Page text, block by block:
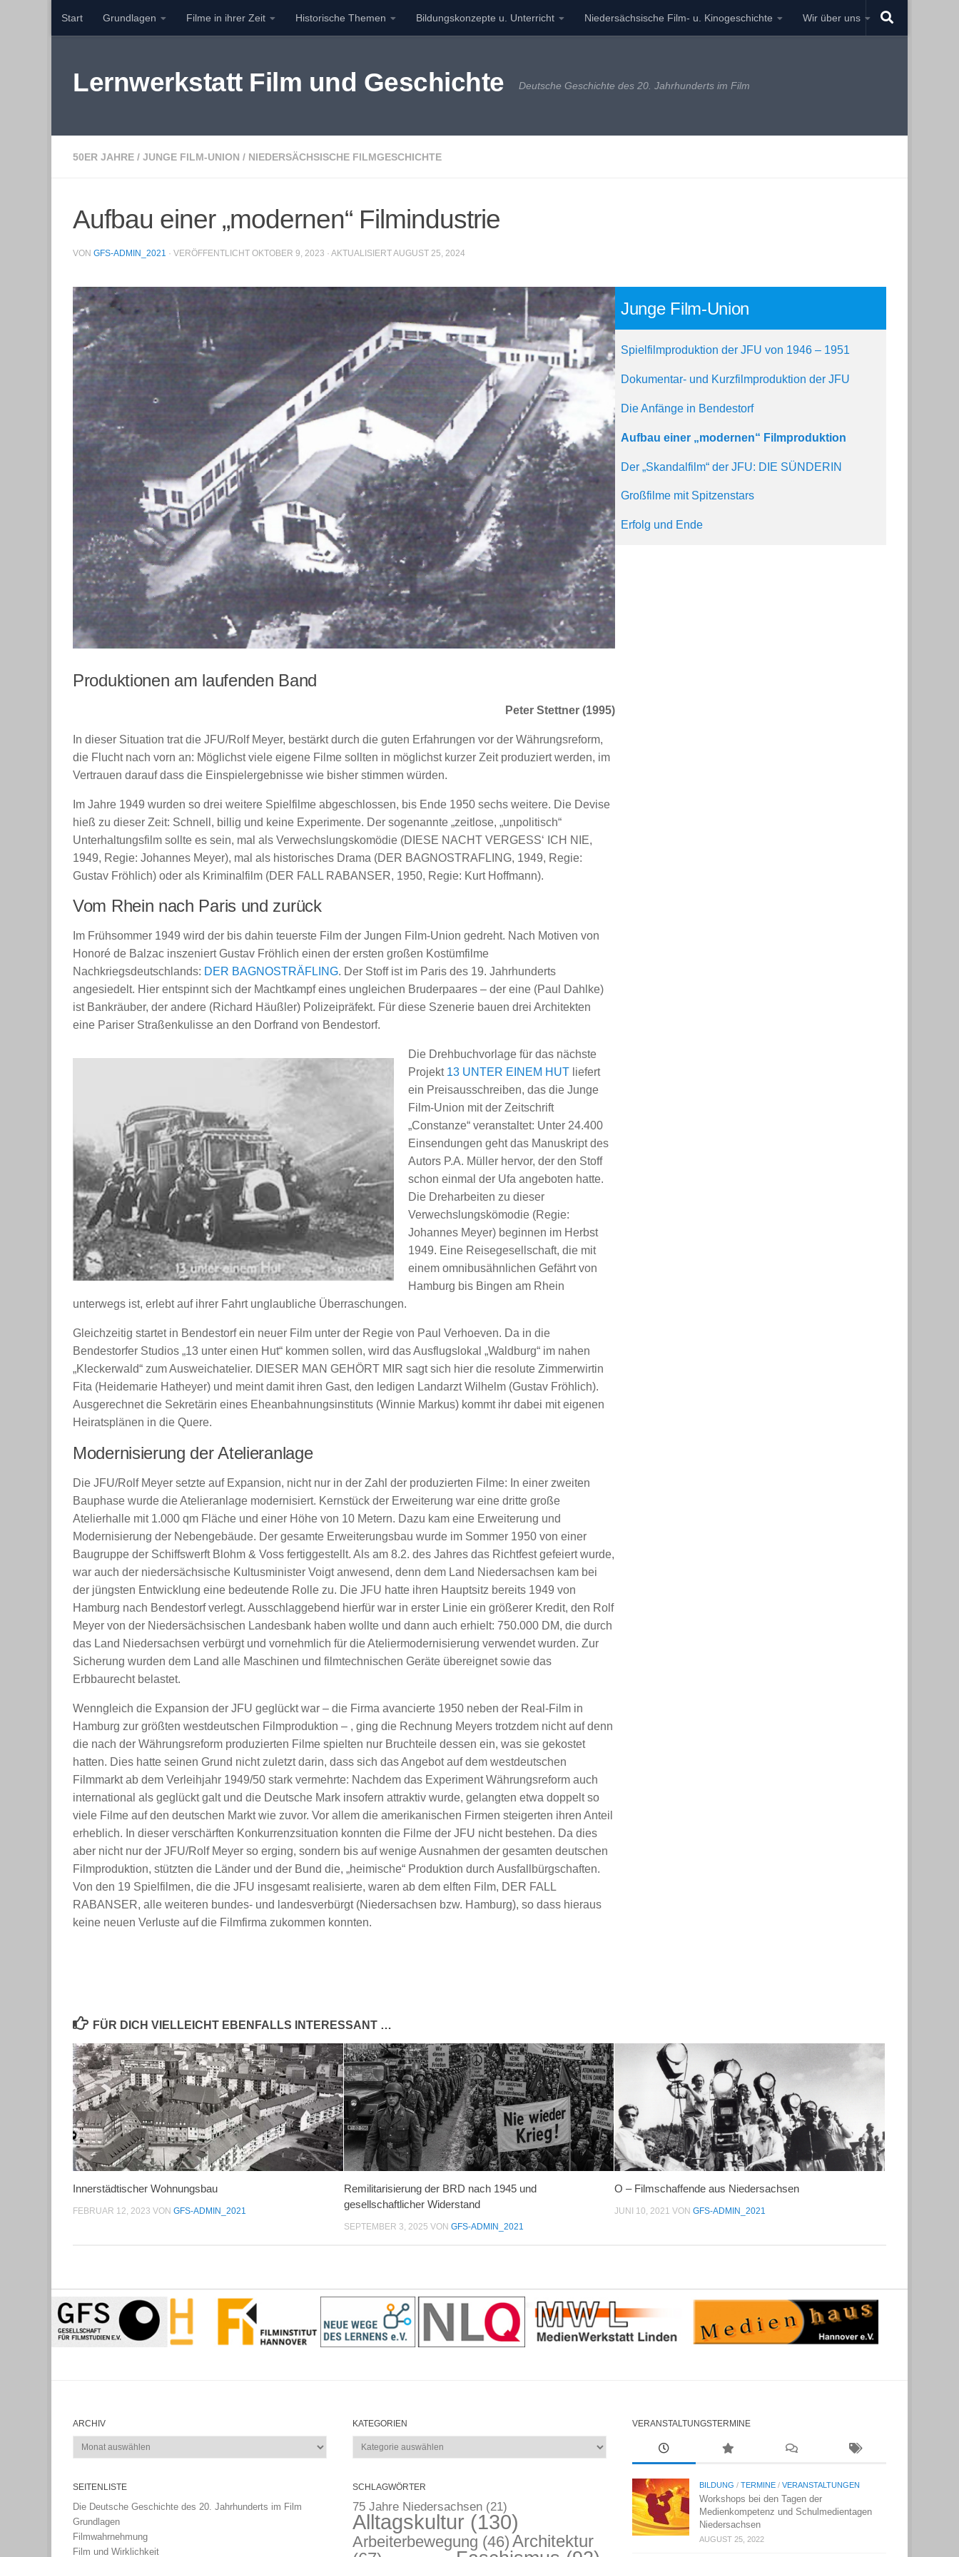
Zum Inhalt springen
Start Grundlagen Filme in ihrer Zeit Historische Themen Bildungskonzepte u. Unterricht Niedersächsische Film- u. Kinogeschichte Wir über uns
Lernwerkstatt Film und Geschichte Deutsche Geschichte des 20. Jahrhunderts im Film
50ER JAHRE / JUNGE FILM-UNION / NIEDERSÄCHSISCHE FILMGESCHICHTE
Aufbau einer „modernen“ Filmindustrie
VON GFS-ADMIN_2021 · VERÖFFENTLICHT OKTOBER 9, 2023 · AKTUALISIERTAUGUST 25, 2024
Produktionen am laufenden Band
Peter Stettner (1995)
In dieser Situation trat die JFU/Rolf Meyer, bestärkt durch die guten Erfahrungen vor der Währungsreform,
die Flucht nach vorn an: Möglichst viele eigene Filme sollten in möglichst kurzer Zeit produziert werden, im
Vertrauen darauf dass die Einspielergebnisse wie bisher stimmen würden.
Im Jahre 1949 wurden so drei weitere Spielfilme abgeschlossen, bis Ende 1950 sechs weitere. Die Devise
hieß zu dieser Zeit: Schnell, billig und keine Experimente. Der sogenannte „zeitlose, „unpolitisch“
Unterhaltungsfilm sollte es sein, mal als Verwechslungskomödie (DIESE NACHT VERGESS‘ ICH NIE,
1949, Regie: Johannes Meyer), mal als historisches Drama (DER BAGNOSTRAFLING, 1949, Regie:
Gustav Fröhlich) oder als Kriminalfilm (DER FALL RABANSER, 1950, Regie: Kurt Hoffmann).
Vom Rhein nach Paris und zurück
Im Frühsommer 1949 wird der bis dahin teuerste Film der Jungen Film-Union gedreht. Nach Motiven von
Honoré de Balzac inszeniert Gustav Fröhlich einen der ersten großen Kostümfilme
Nachkriegsdeutschlands: DER BAGNOSTRÄFLING. Der Stoff ist im Paris des 19. Jahrhunderts
angesiedelt. Hier entspinnt sich der Machtkampf eines ungleichen Bruderpaares – der eine (Paul Dahlke)
ist Bankräuber, der andere (Richard Häußler) Polizeipräfekt. Für diese Szenerie bauen drei Architekten
eine Pariser Straßenkulisse an den Dorfrand von Bendestorf.
Die Drehbuchvorlage für das nächste
Projekt 13 UNTER EINEM HUT liefert
ein Preisausschreiben, das die Junge
Film-Union mit der Zeitschrift
„Constanze“ veranstaltet: Unter 24.400
Einsendungen geht das Manuskript des
Autors P.A. Müller hervor, der den Stoff
schon einmal der Ufa angeboten hatte.
Die Dreharbeiten zu dieser
Verwechslungskömodie (Regie:
Johannes Meyer) beginnen im Herbst
1949. Eine Reisegesellschaft, die mit
einem omnibusähnlichen Gefährt von
Hamburg bis Bingen am Rhein
unterwegs ist, erlebt auf ihrer Fahrt unglaubliche Überraschungen.
Gleichzeitig startet in Bendestorf ein neuer Film unter der Regie von Paul Verhoeven. Da in die
Bendestorfer Studios „13 unter einen Hut“ kommen sollen, wird das Ausflugslokal „Waldburg“ im nahen
„Kleckerwald“ zum Ausweichatelier. DIESER MAN GEHÖRT MIR sagt sich hier die resolute Zimmerwirtin
Fita (Heidemarie Hatheyer) und meint damit ihren Gast, den ledigen Landarzt Wilhelm (Gustav Fröhlich).
Ausgerechnet die Sekretärin eines Eheanbahnungsinstituts (Winnie Markus) kommt ihr dabei mit eigenen
Heiratsplänen in die Quere.
Modernisierung der Atelieranlage
Die JFU/Rolf Meyer setzte auf Expansion, nicht nur in der Zahl der produzierten Filme: In einer zweiten
Bauphase wurde die Atelieranlage modernisiert. Kernstück der Erweiterung war eine dritte große
Atelierhalle mit 1.000 qm Fläche und einer Höhe von 10 Metern. Dazu kam eine Erweiterung und
Modernisierung der Nebengebäude. Der gesamte Erweiterungsbau wurde im Sommer 1950 von einer
Baugruppe der Schiffswerft Blohm & Voss fertiggestellt. Als am 8.2. des Jahres das Richtfest gefeiert wurde,
war auch der niedersächsische Kultusminister Voigt anwesend, denn dem Land Niedersachsen kam bei
der jüngsten Entwicklung eine bedeutende Rolle zu. Die JFU hatte ihren Hauptsitz bereits 1949 von
Hamburg nach Bendestorf verlegt. Ausschlaggebend hierfür war in erster Linie ein größerer Kredit, den Rolf
Meyer von der Niedersächsischen Landesbank haben wollte und dann auch erhielt: 750.000 DM, die durch
das Land Niedersachsen verbürgt und vornehmlich für die Ateliermodernisierung verwendet wurden. Zur
Sicherung wurden dem Land alle Maschinen und filmtechnischen Geräte übereignet sowie das
Erbbaurecht belastet.
Wenngleich die Expansion der JFU geglückt war – die Firma avancierte 1950 neben der Real-Film in
Hamburg zur größten westdeutschen Filmproduktion – , ging die Rechnung Meyers trotzdem nicht auf denn
die nach der Währungsreform produzierten Filme spielten nur Bruchteile dessen ein, was sie gekostet
hatten. Dies hatte seinen Grund nicht zuletzt darin, dass sich das Angebot auf dem westdeutschen
Filmmarkt ab dem Verleihjahr 1949/50 stark vermehrte: Nachdem das Experiment Währungsreform auch
international als geglückt galt und die Deutsche Mark insofern attraktiv wurde, gelangten etwa doppelt so
viele Filme auf den deutschen Markt wie zuvor. Vor allem die amerikanischen Firmen steigerten ihren Anteil
erheblich. In dieser verschärften Konkurrenzsituation konnten die Filme der JFU nicht bestehen. Da dies
aber nicht nur der JFU/Rolf Meyer so erging, sondern bis auf wenige Ausnahmen der gesamten deutschen
Filmproduktion, stützten die Länder und der Bund die, „heimische“ Produktion durch Ausfallbürgschaften.
Von den 19 Spielfilmen, die die JFU insgesamt realisierte, waren ab dem elften Film, DER FALL
RABANSER, alle weiteren bundes- und landesverbürgt (Niedersachsen bzw. Hamburg), so dass hieraus
keine neuen Verluste auf die Filmfirma zukommen konnten.
Junge Film-Union
Spielfilmproduktion der JFU von 1946 – 1951
Dokumentar- und Kurzfilmproduktion der JFU
Die Anfänge in Bendestorf
Aufbau einer „modernen“ Filmproduktion
Der „Skandalfilm“ der JFU: DIE SÜNDERIN
Großfilme mit Spitzenstars
Erfolg und Ende
FÜR DICH VIELLEICHT EBENFALLS INTERESSANT …
Innerstädtischer Wohnungsbau
FEBRUAR 12, 2023 VON GFS-ADMIN_2021
Remilitarisierung der BRD nach 1945 und
gesellschaftlicher Widerstand
SEPTEMBER 3, 2025 VON GFS-ADMIN_2021
O – Filmschaffende aus Niedersachsen
JUNI 10, 2021 VONGFS-ADMIN_2021
ARCHIV
Archiv
SEITENLISTE
Die Deutsche Geschichte des 20. Jahrhunderts im Film
Grundlagen
Filmwahrnehmung
Film und Wirklichkeit
KATEGORIEN
Kategorien
SCHLAGWÖRTER
75 Jahre Niedersachsen (21)
Alltagskultur (130)
Arbeiterbewegung (46) Architektur
VERANSTALTUNGSTERMINE
BILDUNG /TERMINE /VERANSTALTUNGEN
Workshops bei den Tagen der
Medienkompetenz und Schulmedientagen
Niedersachsen
AUGUST 25, 2022